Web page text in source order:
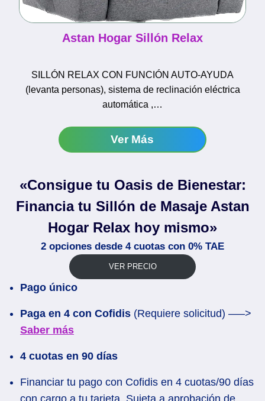
Astan Hogar Sillón Relax
SILLÓN RELAX CON FUNCIÓN AUTO-AYUDA
(levanta personas), sistema de reclinación eléctrica
automática ,…
Ver Más
«Consigue tu Oasis de Bienestar:
Financia tu Sillón de Masaje Astan
Hogar Relax hoy mismo»
2 opciones desde 4 cuotas con 0% TAE
VER PRECIO
Pago único
Paga en 4 con Cofidis (Requiere solicitud) —–>
Saber más
4 cuotas en 90 días
Financiar tu pago con Cofidis en 4 cuotas/90 días
con cargo a tu tarjeta. Sujeta a aprobación de